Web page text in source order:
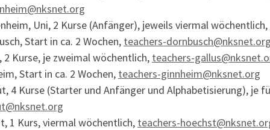
Uni, 2 Kurse (Anfänger), jeweils viermal wöchentlich,
Start in ca. 2 Wochen, teachers-dornbusch@nksnet.org
2 Kurse, je zweimal wöchentlich, teachers-
Start in ca. 2 Wochen, teachers-ginnheim@nksnet.org
4 Kurse (Starter und Anfänger und Alphabetisierung), je
1 Kurs, viermal wöchentlich, teachers-